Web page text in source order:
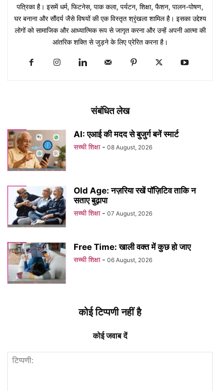
पत्रिका है। इसमें धर्म, फिटनेस, पाक कला, पर्यटन, शिक्षा, फैशन, पालन-पोषण,
घर बनाना और सौंदर्य जैसे विषयों की एक विस्तृत श्रृंखला शामिल है। इसका उद्देश्य
लोगों को सामाजिक और आध्यात्मिक रूप से जागृत करना और उन्हें अपनी आत्मा की
आंतरिक शक्ति से जुड़ने के लिए प्रेरित करना है।
संबंधित लेख
AI: एआई की मदद से बुजुर्ग बनें स्मार्ट
सच्ची शिक्षा - 08 August, 2026
Old Age: नज़रिया रखें पॉज़िटिव ताकि न
सताए बुढ़ापा
सच्ची शिक्षा - 07 August, 2026
Free Time: खाली वक्त में कुछ हो जाए
सच्ची शिक्षा - 06 August, 2026
कोई टिप्पणी नहीं है
कोई जवाब दें